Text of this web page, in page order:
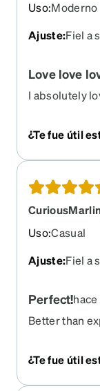
Uso:Moderno
Ajuste:Fiel a
Love love
I absolutely
¿Te fue útil
Uso:Casual
Ajuste:Fiel a
Perfect!
Better than
¿Te fue útil